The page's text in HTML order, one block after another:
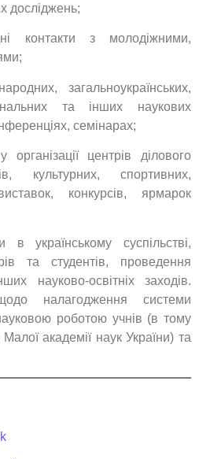
досліджень;
контакти з молодіжними,
загальноукраїнських,
та інших наукових
семінарах;
центрів ділового
культурних, спортивних,
конкурсів, ярмарок
українському суспільстві,
та студентів, проведення
науково-освітніх заходів.
налагодження системи
роботою учнів (в тому
академії наук України) та